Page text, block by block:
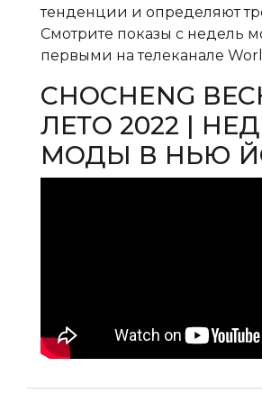
тенденции и определяют
Смотрите показы с недель
первыми на телеканале
CHOCHENG
ЛЕТО 2022 |
МОДЫ В НЬЮ